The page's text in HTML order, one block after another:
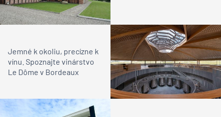
Jemné k okoliu, precízne k
vínu. Spoznajte vinárstvo
Le Dôme v Bordeaux